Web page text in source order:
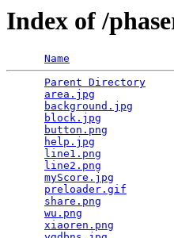
Index of /
Name
Parent Directory
area.jpg
background.jpg
block.jpg
button.png
help.jpg
line1.png
line2.png
myScore.jpg
preloader.gif
share.png
wu.png
xiaoren.png